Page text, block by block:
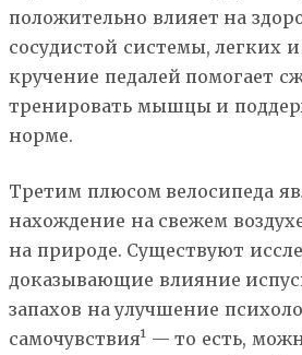
положительно влияет на
сосудистой системы, легких
кручение педалей помогает
тренировать мышцы и
норме.
Третим плюсом велосипеда
нахождение на свежем
на природе. Существуют
доказывающие влияние
запахов на улучшение
самочувствия¹ — то есть,